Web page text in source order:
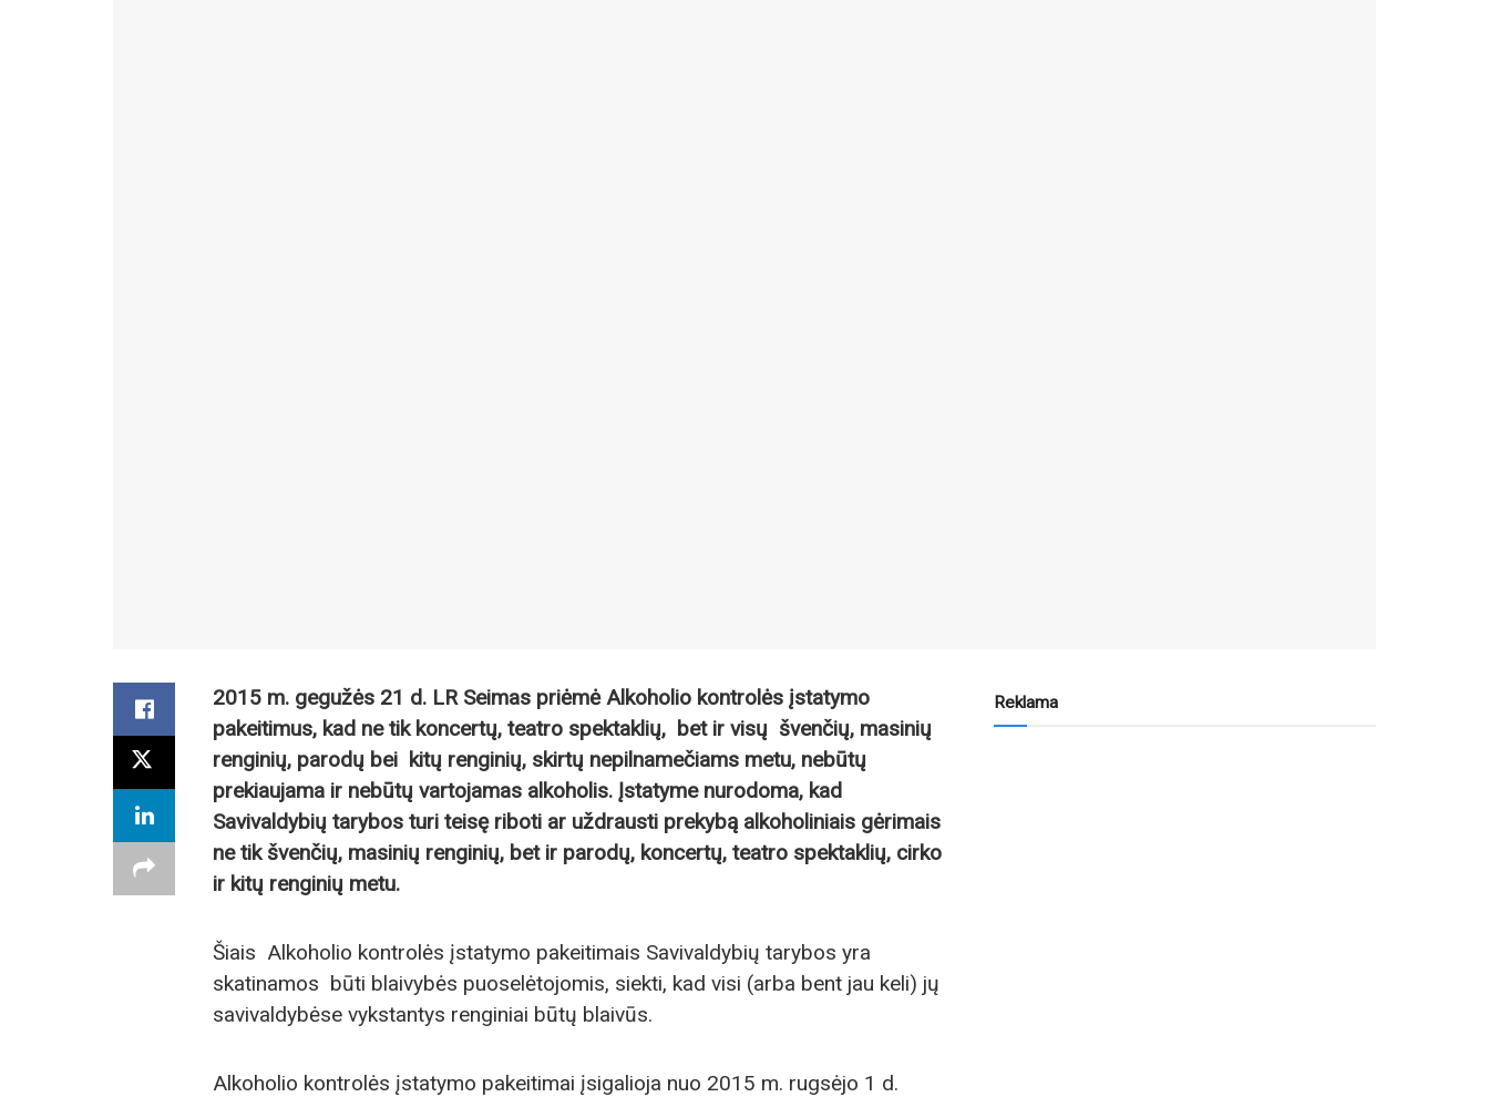
2015 m. gegužės 21 d. LR Seimas priėmė Alkoholio kontrolės įstatymo
pakeitimus, kad ne tik koncertų, teatro spektaklių, bet ir visų švenčių, masinių
renginių, parodų bei kitų renginių, skirtų nepilnamečiams metu, nebūtų
prekiaujama ir nebūtų vartojamas alkoholis. Įstatyme nurodoma, kad
Savivaldybių tarybos turi teisę riboti ar uždrausti prekybą alkoholiniais gėrimais
ne tik švenčių, masinių renginių, bet ir parodų, koncertų, teatro spektaklių, cirko
ir kitų renginių metu.
Šiais Alkoholio kontrolės įstatymo pakeitimais Savivaldybių tarybos yra
skatinamos būti blaivybės puoselėtojomis, siekti, kad visi (arba bent jau keli) jų
savivaldybėse vykstantys renginiai būtų blaivūs.
Alkoholio kontrolės įstatymo pakeitimai įsigalioja nuo 2015 m. rugsėjo 1 d.
Reklama